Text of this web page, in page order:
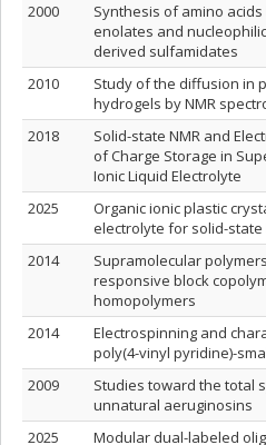
2000
Synthesis of amino
enolates and
derived sulfamidates
2010
Study of the diffusion in
hydrogels by NMR
2018
Solid-state NMR and
of Charge Storage in
Ionic Liquid Electrolyte
2025
Organic ionic plastic
electrolyte for solid-
2014
Supramolecular
responsive block
homopolymers
2014
Electrospinning and
poly(4-vinyl pyridine)-
2009
Studies toward the total
unnatural aeruginosins
2025
Modular dual-labeled